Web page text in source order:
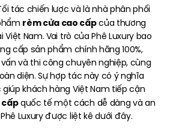
tác chiến lược và là nhà phân phối
rèm cửa cao cấpcủa thương
Nam. Vai trò của Phê Luxury bao
cấp sản phẩm chính hãng 100%,
và thi công chuyên nghiệp, cùng
diện. Sự hợp tác này có ý nghĩa
khách hàng Việt Nam tiếp cận
quốc tế một cách dễ dàng và an
Luxury được liệt kê dưới đây.